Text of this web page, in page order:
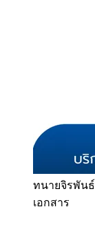
ทนายจิรพันธ์
เอกสาร